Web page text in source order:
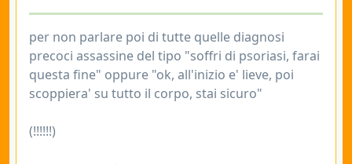
per non parlare poi di tutte quelle diagnosi
precoci assassine del tipo "soffri di psoriasi, farai
questa fine" oppure "ok, all'inizio e' lieve, poi
scoppiera' su tutto il corpo, stai sicuro"
(!!!!!!)